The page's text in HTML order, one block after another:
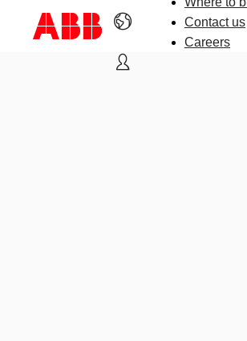
Contact us
Careers